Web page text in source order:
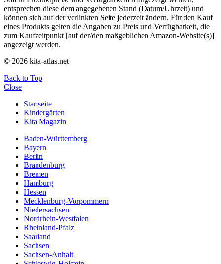
entsprechen diese dem angegebenen Stand (Datum/Uhrzeit) und
können sich auf der verlinkten Seite jederzeit ändern. Für den Kauf
eines Produkts gelten die Angaben zu Preis und Verfügbarkeit, die
zum Kaufzeitpunkt [auf der/den maßgeblichen Amazon-Website(s)]
angezeigt werden.
© 2026 kita-atlas.net
Back to Top
Close
Startseite
Kindergärten
Kita Magazin
Baden-Württemberg
Bayern
Berlin
Brandenburg
Bremen
Hamburg
Hessen
Mecklenburg-Vorpommern
Niedersachsen
Nordrhein-Westfalen
Rheinland-Pfalz
Saarland
Sachsen
Sachsen-Anhalt